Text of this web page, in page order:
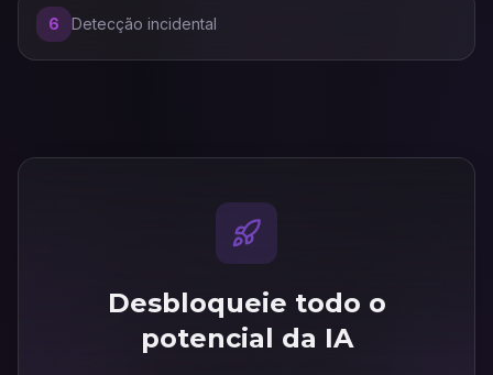
6 Detecção incidental
Desbloqueie todo o
potencial da IA